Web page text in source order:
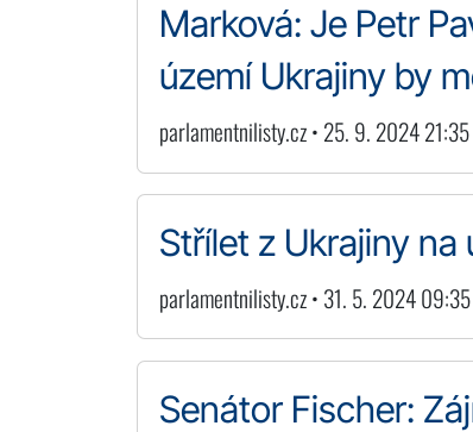
Marková: Je Petr
území Ukrajiny by
parlamentnilisty.cz • 25. 9. 2024 21:35
Střílet z Ukrajiny na
parlamentnilisty.cz • 31. 5. 2024 09:35
Senátor Fischer: